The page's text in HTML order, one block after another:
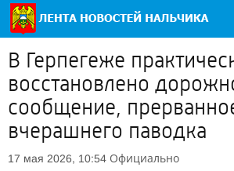
В Герпегеже
восстановлено
сообщение,
вчерашнего паводка
17 мая 2026, 10:54 Официально